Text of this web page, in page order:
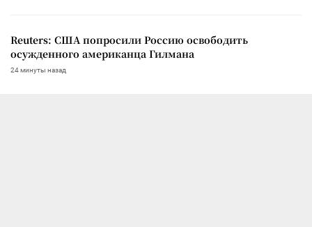
Reuters: США попросили Россию освободить
осужденного американца Гилмана
24 минуты назад